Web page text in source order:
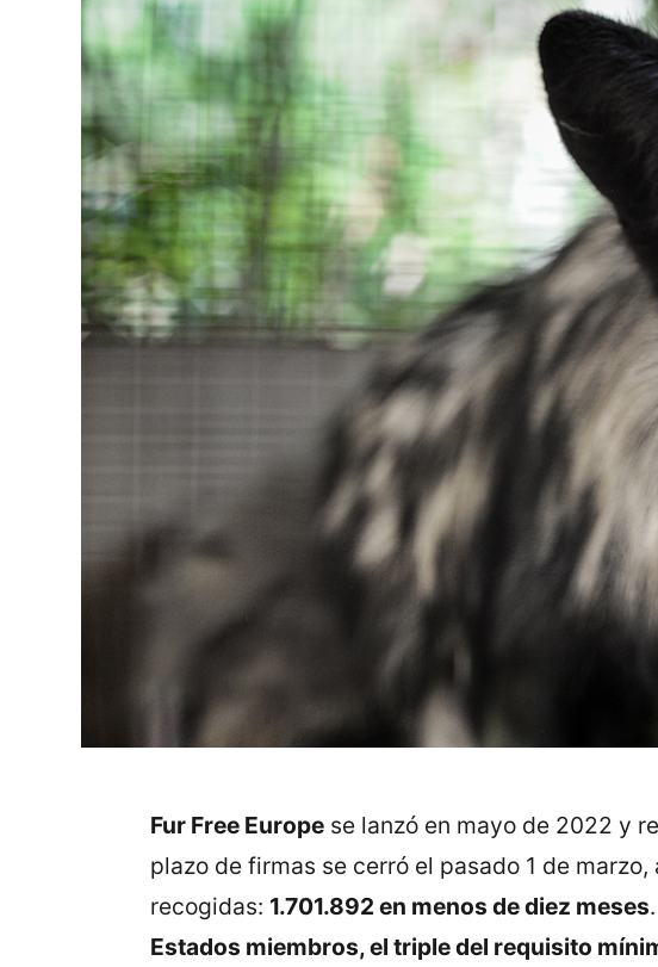
Fur Free Europese lanzó en mayo de 2022 y
plazo de firmas se cerró el pasado 1 de
recogidas: 1.701.892 en menos de diez meses
Estados miembros, el triple del requisito